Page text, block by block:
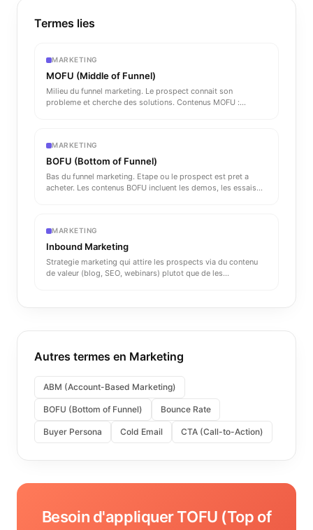
Termes lies
MARKETING
MOFU (Middle of Funnel)
Milieu du funnel marketing. Le prospect connait son
probleme et cherche des solutions. Contenus MOFU :
MARKETING
BOFU (Bottom of Funnel)
Bas du funnel marketing. Etape ou le prospect est pret a
acheter. Les contenus BOFU incluent les demos, les essais
MARKETING
Inbound Marketing
Strategie marketing qui attire les prospects via du contenu
de valeur (blog, SEO, webinars) plutot que de les
Autres termes en Marketing
ABM (Account-Based Marketing)
BOFU (Bottom of Funnel) Bounce Rate
Buyer Persona Cold Email CTA (Call-to-Action)
Besoin d'appliquerTOFU (Top of